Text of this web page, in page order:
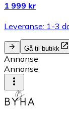
1 999 kr
Leveranse: 1-3
Gå til butikk
Annonse
Annonse